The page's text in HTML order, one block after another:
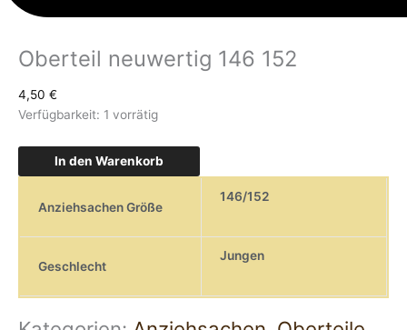
Oberteil neuwertig 146 152
4,50 €
Verfügbarkeit: 1 vorrätig
In den Warenkorb
Anziehsachen Größe
146/152
Geschlecht
Jungen